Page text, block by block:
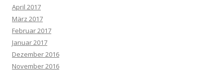
April 2017
März 2017
Februar 2017
Januar 2017
Dezember 2016
November 2016